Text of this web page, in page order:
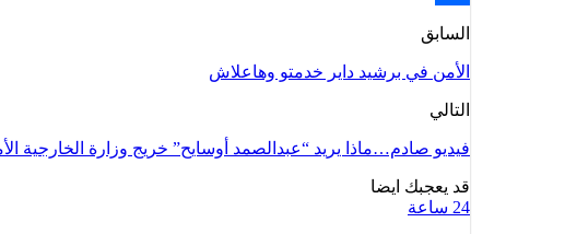
Share
السابق
الأمن في برشيد داير خدمتو وهاعلاش
التالي
فيديو صادم…ماذا يريد “عبدالصمد أوسايح” خريج وزارة الخارجية
قد يعجبك ايضا
24 ساعة